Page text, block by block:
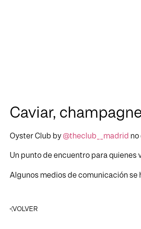
Caviar,
Oyster Club by@theclub__madrid no
Un punto de encuentro para
Algunos medios de comunicación
VOLVER